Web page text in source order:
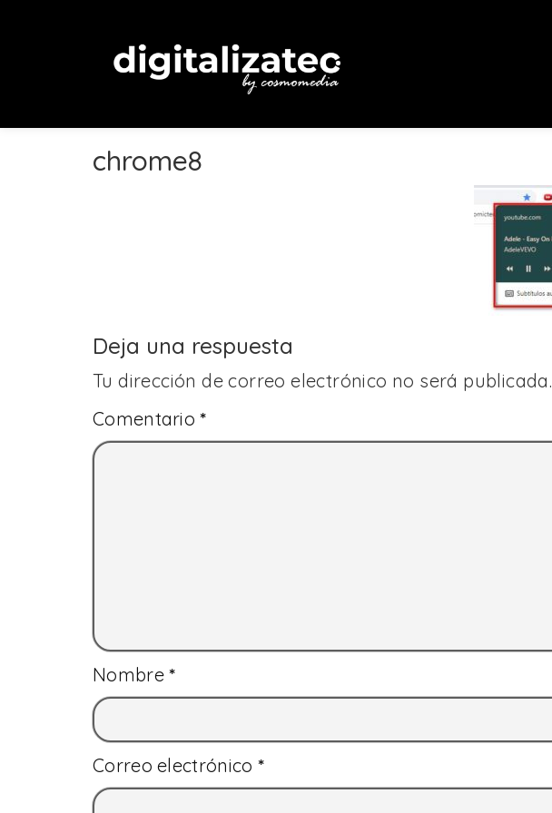
chrome8
Deja una respuesta
Tu dirección de correo electrónico no será publicada.
Comentario*
Nombre*
Correo electrónico *